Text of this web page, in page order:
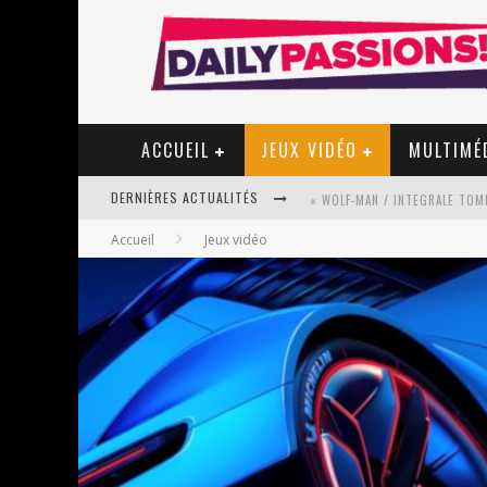
ACCUEIL JEUX VIDÉO
DERNIÈRES ACTUALITÉS
STAR FOX
PSYRIVER 2026 : LA MAGIE
« MOFUSAND / PARLER
Accueil Jeux vidéo